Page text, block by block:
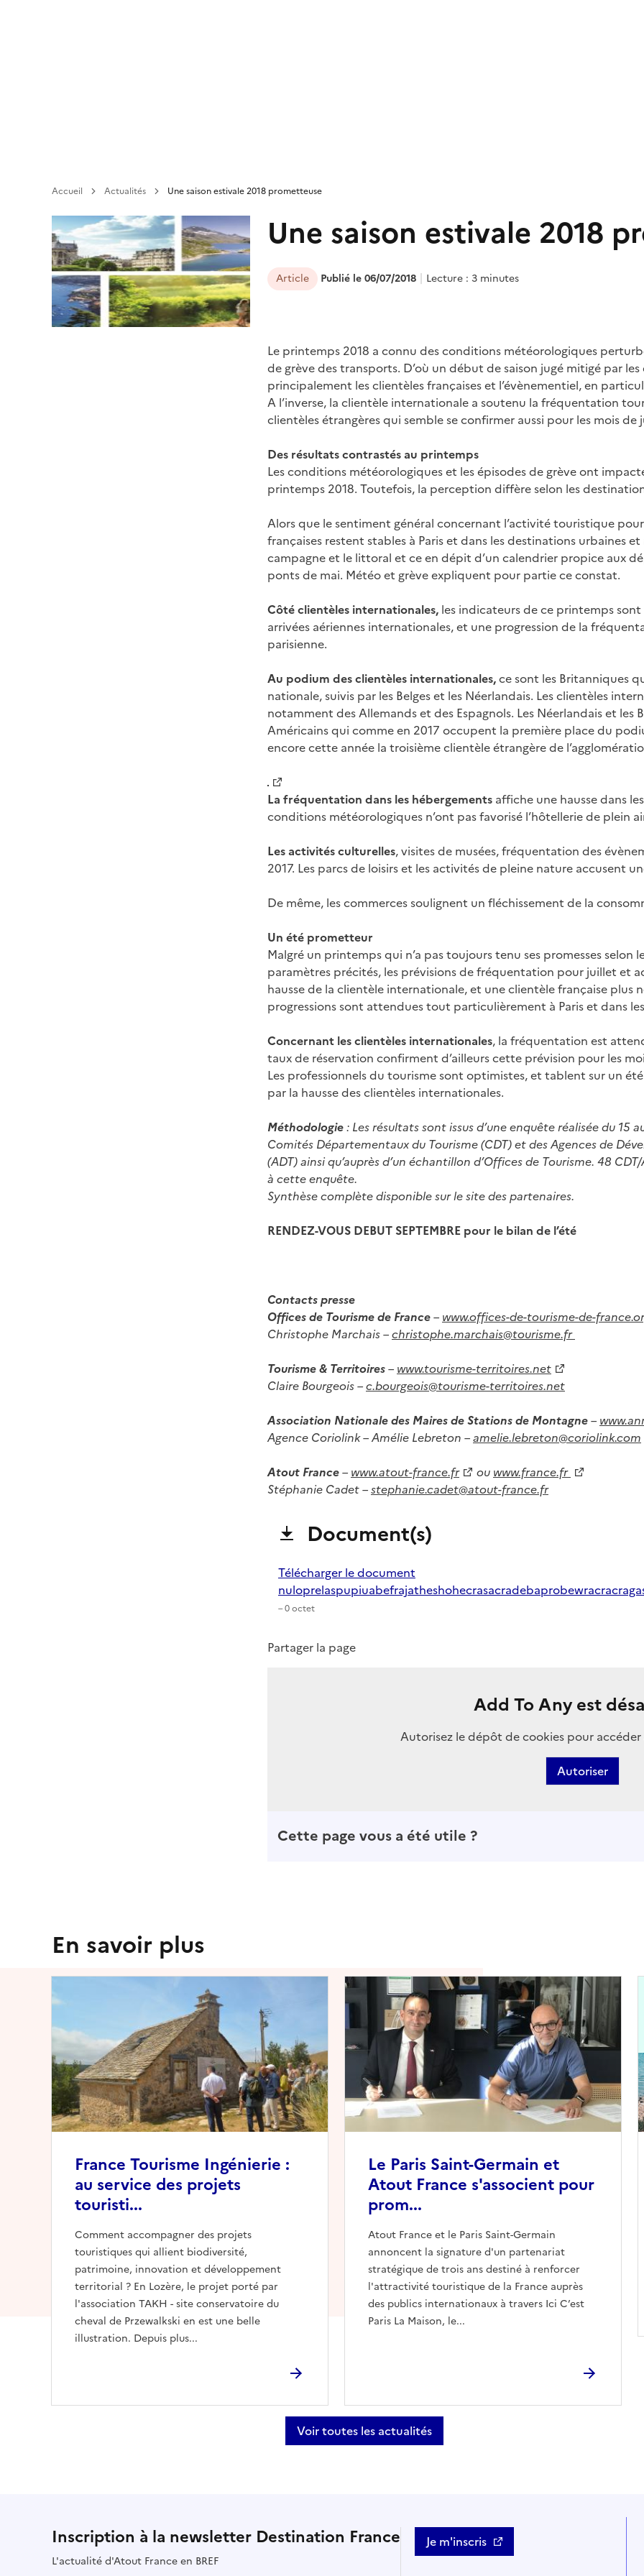
Accueil Actualités Une saison estivale 2018 prometteuse
Une saison estivale 2018
Article Publié le 06/07/2018 Lecture : 3 minutes
Le printemps 2018 a connu des conditions météorologiques
de grève des transports. D’où un début de saison jugé mitigé par
principalement les clientèles françaises et l’évènementiel, en
A l’inverse, la clientèle internationale a soutenu la fréquentation
clientèles étrangères qui semble se confirmer aussi pour les mois
Des résultats contrastés au printemps
Les conditions météorologiques et les épisodes de grève ont
printemps 2018. Toutefois, la perception diffère selon les
Alors que le sentiment général concernant l’activité touristique
françaises restent stables à Paris et dans les destinations urbaines
campagne et le littoral et ce en dépit d’un calendrier propice aux
ponts de mai. Météo et grève expliquent pour partie ce constat.
Côté clientèles internationales, les indicateurs de ce printemps
arrivées aériennes internationales, et une progression de la
parisienne.
Au podium des clientèles internationales,ce sont les Britanniques
nationale, suivis par les Belges et les Néerlandais. Les clientèles
notamment des Allemands et des Espagnols. Les Néerlandais et les
Américains qui comme en 2017 occupent la première place du
encore cette année la troisième clientèle étrangère de
La fréquentation dans les hébergements affiche une hausse dans
conditions météorologiques n’ont pas favorisé l’hôtellerie de plein
Les activités culturelles, visites de musées, fréquentation des
2017. Les parcs de loisirs et les activités de pleine nature accusent
De même, les commerces soulignent un fléchissement de la
Un été prometteur
Malgré un printemps qui n’a pas toujours tenu ses promesses
paramètres précités, les prévisions de fréquentation pour juillet et
hausse de la clientèle internationale, et une clientèle française plus
progressions sont attendues tout particulièrement à Paris et dans
Concernant les clientèles internationales, la fréquentation est
taux de réservation confirment d’ailleurs cette prévision pour les
Les professionnels du tourisme sont optimistes, et tablent sur un
par la hausse des clientèles internationales.
Méthodologie: Les résultats sont issus d’une enquête réalisée du 15
Comités Départementaux du Tourisme (CDT) et des Agences de
(ADT) ainsi qu’auprès d’un échantillon d’Offices de Tourisme. 48
à cette enquête.
Synthèse complète disponible sur le site des partenaires.
RENDEZ-VOUS DEBUT SEPTEMBRE pour le bilan de l’été
Contacts presse
Offices de Tourisme de France– www.offices-de-tourisme-de-
Christophe Marchais –christophe.marchais@tourisme.fr
Tourisme & Territoires– www.tourisme-territoires.net
Claire Bourgeois –c.bourgeois@tourisme-territoires.net
Association Nationale des Maires de Stations de Montagne–
Agence Coriolink – Amélie Lebreton –amelie.lebreton@coriolink.com
Atout France– www.atout-france.fr ou www.france.fr
Stéphanie Cadet –stephanie.cadet@atout-france.fr
Document(s)
Télécharger le document
– 0 octet
Partager la page
Add To Any est
Autorisez le dépôt de cookies pour
Autoriser
Cette page vous a été utile ?
En savoir plus
France Tourisme Ingénierie :
au service des projets
touristi...
Comment accompagner des projets
touristiques qui allient biodiversité,
patrimoine, innovation et développement
territorial ? En Lozère, le projet porté par
l'association TAKH - site conservatoire du
cheval de Przewalkski en est une belle
illustration. Depuis plus...
Le Paris Saint-Germain et
Atout France s'associent pour
prom...
Atout France et le Paris Saint-Germain
annoncent la signature d'un partenariat
stratégique de trois ans destiné à renforcer
l'attractivité touristique de la France auprès
des publics internationaux à travers Ici C’est
Paris La Maison, le...
Voir toutes les actualités
Inscription à la newsletter Destination France
L'actualité d'Atout France en BREF
Je m'inscris